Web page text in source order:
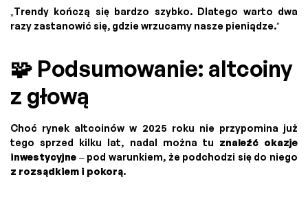
„Trendy kończą się bardzo szybko. Dlatego warto dwa
razy zastanowić się, gdzie wrzucamy nasze pieniądze.”
🧩 Podsumowanie: altcoiny
z głową
Choć rynek altcoinów w 2025 roku nie przypomina już
tego sprzed kilku lat, nadal można tu znaleźć okazje
inwestycyjne – pod warunkiem, że podchodzi się do niego
z rozsądkiem i pokorą.